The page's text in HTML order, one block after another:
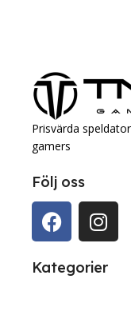
Prisvärda
gamers
Följ oss
Kategorier